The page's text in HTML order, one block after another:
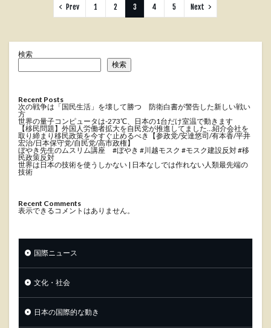
Prev 1 2 3 4 5 Next
検索
検索
Recent Posts
次の戦争は「国民生活」を壊して勝つ 防衛白書が警告した新しい戦い
方
世界の量子コンピュータは-273℃、日本の1台だけ室温で動きます
【移民問題】外国人労働者拡大を自民党が推進してました…紹介会社を
取り締まり移民政策を今すぐ止めるべき【参政党/安達悠司/有本香/平井
宏治/日本保守党/自民党/高市政権】
ぼやき先生のムスリム講座 #ぼやき #川越モスク #モスク建設反対 #移
民政策反対
世界は日本の技術を使うしかない | 日本なしでは作れない人類最先端の
技術
Recent Comments
表示できるコメントはありません。
国際ニュース
文化・社会
日本の国際的な動き